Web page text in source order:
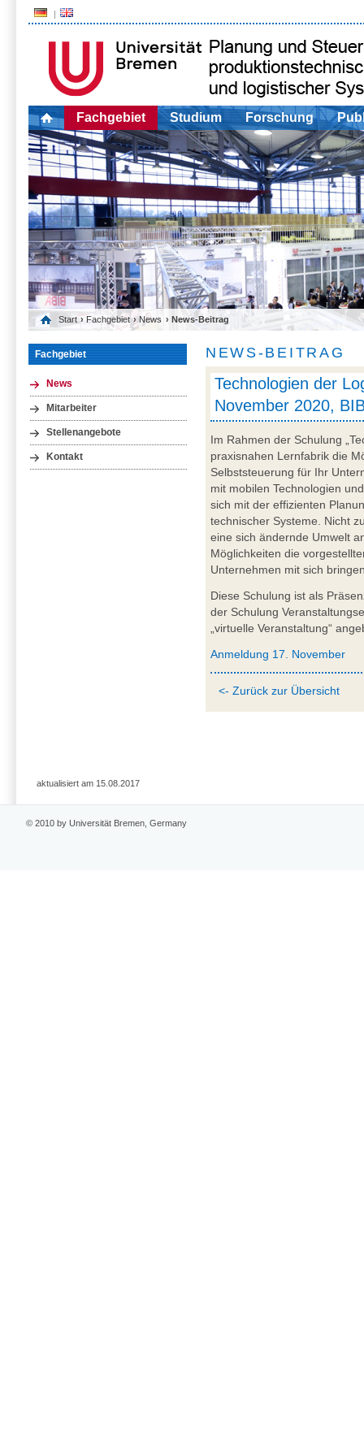
Fachgebiet Studium Forschung
Start › Fachgebiet › News › News-Beitrag
Fachgebiet
News
Mitarbeiter
Stellenangebote
Kontakt
NEWS-BEITRAG
Technologien der
November 2020,
Im Rahmen der Schulung
praxisnahen Lernfabrik die
Selbststeuerung für Ihr
mit mobilen Technologien
sich mit der effizienten
technischer Systeme. Nicht
eine sich ändernde Umwelt
Möglichkeiten die
Unternehmen mit sich
Diese Schulung ist als
der Schulung
„virtuelle Veranstaltung“
Anmeldung 17. November
<- Zurück zur Übersicht
aktualisiert am 15.08.2017
© 2010 by Universität Bremen, Germany